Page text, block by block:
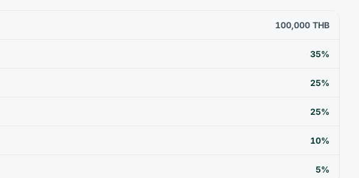
100,000 THB
35%
25%
25%
10%
5%